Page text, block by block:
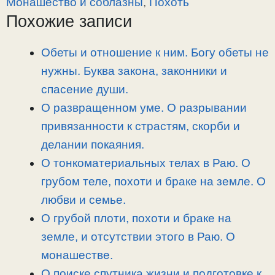
L
g
a
b
а
ь
Похожие записи
Обеты и отношение к ним. Богу обеты не
нужны. Буква закона, законники и
спасение души.
О развращенном уме. О разрывании
привязанности к страстям, скорби и
делании покаяния.
О тонкоматериальных телах в Раю. О
грубом теле, похоти и браке на земле. О
любви и семье.
О грубой плоти, похоти и браке на
земле, и отсутствии этого в Раю. О
монашестве.